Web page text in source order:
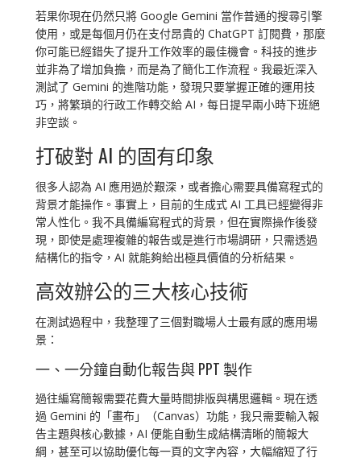
若果你現在仍然只將 Google Gemini 當作普通的搜尋引擎
使用，或是每個月仍在支付昂貴的 ChatGPT 訂閱費，那麼
你可能已經錯失了提升工作效率的最佳機會。科技的進步
並非為了增加負擔，而是為了簡化工作流程。我最近深入
測試了 Gemini 的進階功能，發現只要掌握正確的運用技
巧，將繁瑣的行政工作轉交給 AI，每日提早兩小時下班絕
非空談。
打破對 AI 的固有印象
很多人認為 AI 應用過於艱深，或者擔心需要具備寫程式的
背景才能操作。事實上，目前的生成式 AI 工具已經變得非
常人性化。我不具備編寫程式的背景，但在實際操作後發
現，即使是處理複雜的報告或是進行市場調研，只需透過
結構化的指令，AI 就能夠給出極具價值的分析結果。
高效辦公的三大核心技術
在測試過程中，我整理了三個對職場人士最有感的應用場
景：
一、一分鐘自動化報告與 PPT 製作
過往編寫簡報需要花費大量時間排版與構思邏輯。現在透
過 Gemini 的「畫布」（Canvas）功能，我只需要輸入報
告主題與核心數據，AI 便能自動生成結構清晰的簡報大
綱，甚至可以協助優化每一頁的文字內容，大幅縮短了行